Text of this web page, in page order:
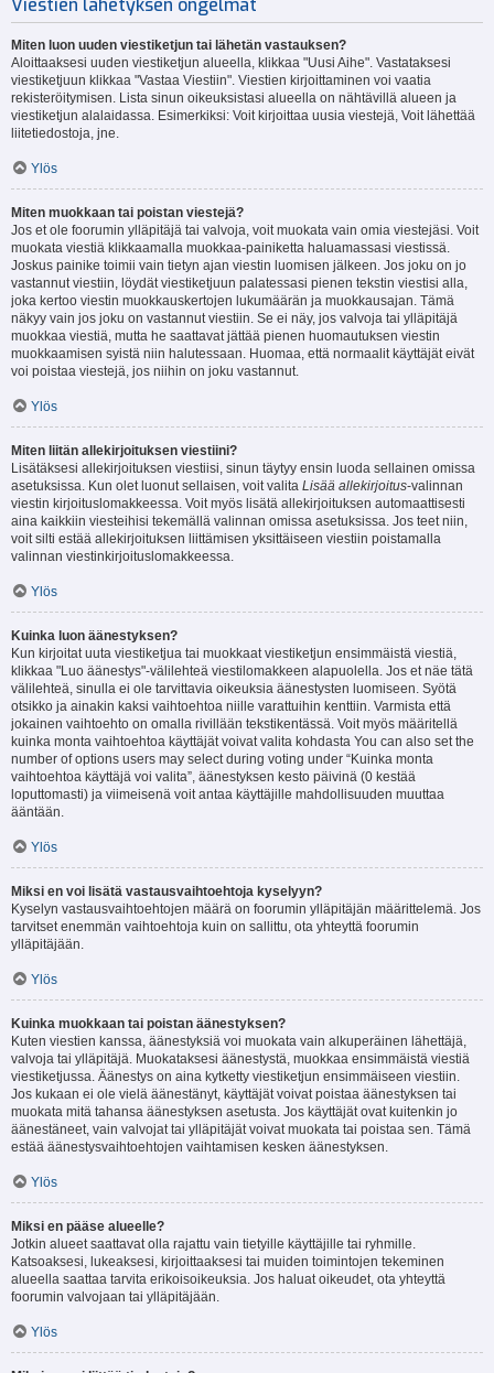
Viestien lähetyksen ongelmat
Miten luon uuden viestiketjun tai lähetän vastauksen?
Aloittaaksesi uuden viestiketjun alueella, klikkaa "Uusi Aihe". Vastataksesi
viestiketjuun klikkaa "Vastaa Viestiin". Viestien kirjoittaminen voi vaatia
rekisteröitymisen. Lista sinun oikeuksistasi alueella on nähtävillä alueen ja
viestiketjun alalaidassa. Esimerkiksi: Voit kirjoittaa uusia viestejä, Voit lähettää
liitetiedostoja, jne.
Ylös
Miten muokkaan tai poistan viestejä?
Jos et ole foorumin ylläpitäjä tai valvoja, voit muokata vain omia viestejäsi. Voit
muokata viestiä klikkaamalla muokkaa-painiketta haluamassasi viestissä.
Joskus painike toimii vain tietyn ajan viestin luomisen jälkeen. Jos joku on jo
vastannut viestiin, löydät viestiketjuun palatessasi pienen tekstin viestisi alla,
joka kertoo viestin muokkauskertojen lukumäärän ja muokkausajan. Tämä
näkyy vain jos joku on vastannut viestiin. Se ei näy, jos valvoja tai ylläpitäjä
muokkaa viestiä, mutta he saattavat jättää pienen huomautuksen viestin
muokkaamisen syistä niin halutessaan. Huomaa, että normaalit käyttäjät eivät
voi poistaa viestejä, jos niihin on joku vastannut.
Ylös
Miten liitän allekirjoituksen viestiini?
Lisätäksesi allekirjoituksen viestiisi, sinun täytyy ensin luoda sellainen omissa
asetuksissa. Kun olet luonut sellaisen, voit valita Lisää allekirjoitus-valinnan
viestin kirjoituslomakkeessa. Voit myös lisätä allekirjoituksen automaattisesti
aina kaikkiin viesteihisi tekemällä valinnan omissa asetuksissa. Jos teet niin,
voit silti estää allekirjoituksen liittämisen yksittäiseen viestiin poistamalla
valinnan viestinkirjoituslomakkeessa.
Ylös
Kuinka luon äänestyksen?
Kun kirjoitat uuta viestiketjua tai muokkaat viestiketjun ensimmäistä viestiä,
klikkaa "Luo äänestys"-välilehteä viestilomakkeen alapuolella. Jos et näe tätä
välilehteä, sinulla ei ole tarvittavia oikeuksia äänestysten luomiseen. Syötä
otsikko ja ainakin kaksi vaihtoehtoa niille varattuihin kenttiin. Varmista että
jokainen vaihtoehto on omalla rivillään tekstikentässä. Voit myös määritellä
kuinka monta vaihtoehtoa käyttäjät voivat valita kohdasta You can also set the
number of options users may select during voting under “Kuinka monta
vaihtoehtoa käyttäjä voi valita”, äänestyksen kesto päivinä (0 kestää
loputtomasti) ja viimeisenä voit antaa käyttäjille mahdollisuuden muuttaa
ääntään.
Ylös
Miksi en voi lisätä vastausvaihtoehtoja kyselyyn?
Kyselyn vastausvaihtoehtojen määrä on foorumin ylläpitäjän määrittelemä. Jos
tarvitset enemmän vaihtoehtoja kuin on sallittu, ota yhteyttä foorumin
ylläpitäjään.
Ylös
Kuinka muokkaan tai poistan äänestyksen?
Kuten viestien kanssa, äänestyksiä voi muokata vain alkuperäinen lähettäjä,
valvoja tai ylläpitäjä. Muokataksesi äänestystä, muokkaa ensimmäistä viestiä
viestiketjussa. Äänestys on aina kytketty viestiketjun ensimmäiseen viestiin.
Jos kukaan ei ole vielä äänestänyt, käyttäjät voivat poistaa äänestyksen tai
muokata mitä tahansa äänestyksen asetusta. Jos käyttäjät ovat kuitenkin jo
äänestäneet, vain valvojat tai ylläpitäjät voivat muokata tai poistaa sen. Tämä
estää äänestysvaihtoehtojen vaihtamisen kesken äänestyksen.
Ylös
Miksi en pääse alueelle?
Jotkin alueet saattavat olla rajattu vain tietyille käyttäjille tai ryhmille.
Katsoaksesi, lukeaksesi, kirjoittaaksesi tai muiden toimintojen tekeminen
alueella saattaa tarvita erikoisoikeuksia. Jos haluat oikeudet, ota yhteyttä
foorumin valvojaan tai ylläpitäjään.
Ylös